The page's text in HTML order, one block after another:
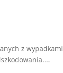
z wypadkami